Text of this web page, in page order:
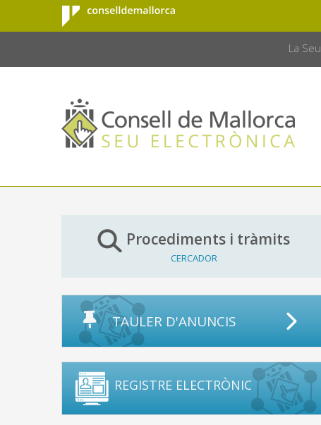
Salta al contingut principal
Consell de
Mallorca
La Seu
Procediments i tràmits
CERCADOR
TAULER D'ANUNCIS
REGISTRE ELECTRÒNIC